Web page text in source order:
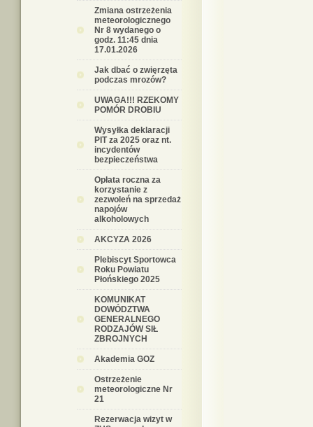
Zmiana ostrzeżenia
meteorologicznego
Nr 8 wydanego o
godz. 11:45 dnia
17.01.2026
Jak dbać o zwięrzęta
podczas mrozów?
UWAGA!!! RZEKOMY
POMÓR DROBIU
Wysyłka deklaracji
PIT za 2025 oraz nt.
incydentów
bezpieczeństwa
Opłata roczna za
korzystanie z
zezwoleń na sprzedaż
napojów
alkoholowych
AKCYZA 2026
Plebiscyt Sportowca
Roku Powiatu
Płońskiego 2025
KOMUNIKAT
DOWÓDZTWA
GENERALNEGO
RODZAJÓW SIŁ
ZBROJNYCH
Akademia GOZ
Ostrzeżenie
meteorologiczne Nr
21
Rezerwacja wizyt w